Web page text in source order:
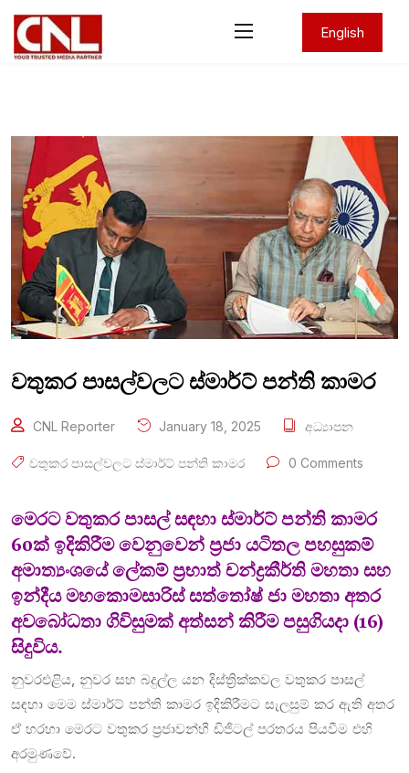
English
වතුකර පාසල්වලට ස්මාර්ට් පන්ති කාමර
CNL Reporter January 18, 2025 අධ්‍යාපන
වතුකර පාසල්වලට ස්මාර්ට් පන්ති කාමර 0 Comments
මෙරට වතුකර පාසල් සඳහා ස්මාර්ට් පන්ති කාමර
60ක් ඉදිකිරීම වෙනුවෙන් ප්‍රජා යටිතල පහසුකම්
අමාත්‍යංශයේ ලේකම් ප්‍රභාත් චන්ද්‍රකීර්ති මහතා සහ
ඉන්දීය මහකොමසාරිස් සත්තෝෂ් ජා මහතා අතර
අවබෝධතා ගිවිසුමක් අත්සන් කිරීම පසුගියදා (16)
සිදුවිය.
නුවරඑළිය, නුවර සහ බදුල්ල යන දිස්ත්‍රික්කවල වතුකර පාසල්
සඳහා මෙම ස්මාර්ට් පන්ති කාමර ඉදිකිරීමට සැලසුම් කර ඇති අතර
ඒ හරහා මෙරට වතුකර ප්‍රජාවන්හී ඩිජිටල් පරතරය පියවීම එහි
අරමුණවේ.